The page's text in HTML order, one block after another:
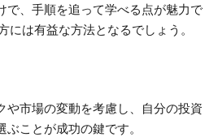
で、手順を追って学べる点が魅力で
には有益な方法となるでしょう。
や市場の変動を考慮し、自分の投資
ことが成功の鍵です。